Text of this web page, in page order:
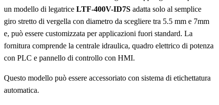
un modello di legatrice LTF-400V-ID7S adatta solo al semplice
giro stretto di vergella con diametro da scegliere tra 5.5 mm e 7mm
e, può essere customizzata per applicazioni fuori standard. La
fornitura comprende la centrale idraulica, quadro elettrico di potenza
con PLC e pannello di controllo con HMI.
Questo modello può essere accessoriato con sistema di etichettatura
automatica.